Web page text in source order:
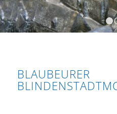
BLAUBEURER